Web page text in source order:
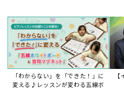
2026年8月6日
8月6日障害発生のお知らせ